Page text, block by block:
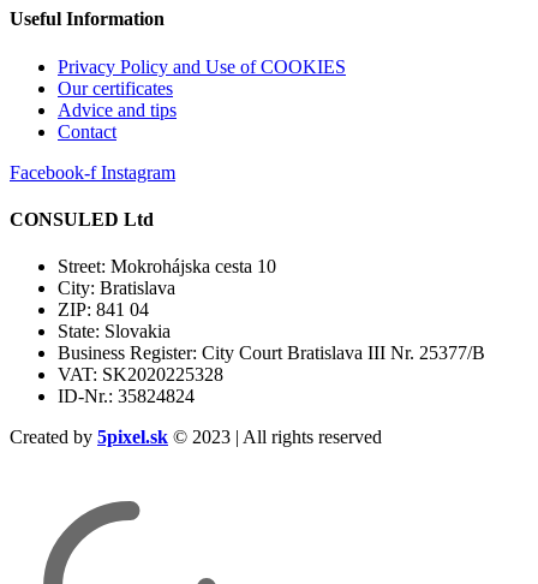
Useful Information
Privacy Policy and Use of COOKIES
Our certificates
Advice and tips
Contact
Facebook-f Instagram
CONSULED Ltd
Street: Mokrohájska cesta 10
City: Bratislava
ZIP: 841 04
State: Slovakia
Business Register: City Court Bratislava III Nr. 25377/B
VAT: SK2020225328
ID-Nr.: 35824824
Created by 5pixel.sk © 2023 | All rights reserved